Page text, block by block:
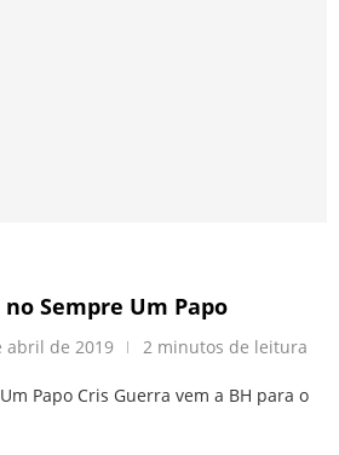
Sempre Um Papo
abril de 2019 2 minutos de leitura
Papo Cris Guerra vem a BH para o